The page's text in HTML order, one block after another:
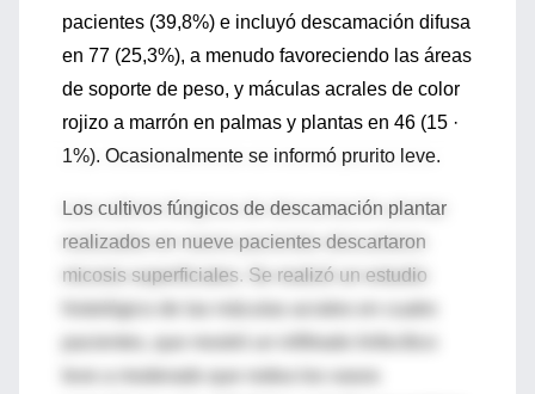
pacientes (39,8%) e incluyó descamación difusa
en 77 (25,3%), a menudo favoreciendo las áreas
de soporte de peso, y máculas acrales de color
rojizo a marrón en palmas y plantas en 46 (15 ·
1%). Ocasionalmente se informó prurito leve.
Los cultivos fúngicos de descamación plantar
realizados en nueve pacientes descartaron
micosis superficiales. Se realizó un estudio
histológico de las máculas acrales en cuatro